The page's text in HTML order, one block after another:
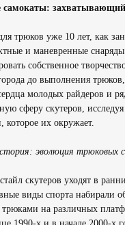
трюков уже 10 лет, как
и маневренные
собственное
до выполнения
молодых райдеров и
сферу скутеров,
которое их окружает.
эволюция трюковых
скутеров уходят в
виды спорта набирали
на различных